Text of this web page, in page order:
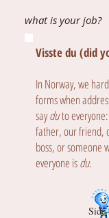
what is your job?
Visste du (did
In Norway, we
forms when
sayduto
father, our friend,
boss, or someone
everyone isdu.
Side